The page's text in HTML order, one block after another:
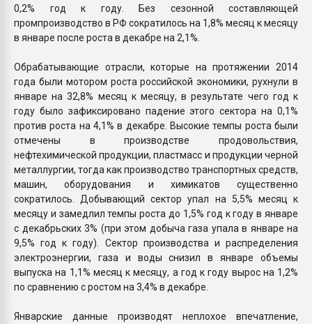
0,2% год к году. Без сезонной составляющей
промпроизводство в РФ сократилось на 1,8% месяц к месяцу
в январе после роста в декабре на 2,1%.
Обрабатывающие отрасли, которые на протяжении 2014
года были мотором роста российской экономики, рухнули в
январе на 32,8% месяц к месяцу, в результате чего год к
году было зафиксировано падение этого сектора на 0,1%
против роста на 4,1% в декабре. Высокие темпы роста были
отмечены в производстве продовольствия,
нефтехимической продукции, пластмасс и продукции черной
металлургии, тогда как производство транспортных средств,
машин, оборудования и химикатов существенно
сократилось. Добывающий сектор упал на 5,5% месяц к
месяцу и замедлил темпы роста до 1,5% год к году в январе
с декабрьских 3% (при этом добыча газа упала в январе на
9,5% год к году). Сектор производства и распределения
электроэнергии, газа и воды снизил в январе объемы
выпуска на 1,1% месяц к месяцу, а год к году вырос на 1,2%
по сравнению с ростом на 3,4% в декабре.
Январские данные производят неплохое впечатление,